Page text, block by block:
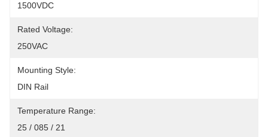
1500VDC
Rated Voltage:
250VAC
Mounting Style:
DIN Rail
Temperature Range:
25 / 085 / 21